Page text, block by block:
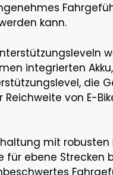
kann.
integrierten
die
von E-
mit robusten
ebene Strecken